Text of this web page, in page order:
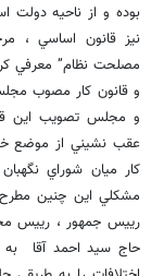
بوده و از ناحيه دولت
نيز قانون اساسي ،
و قانون كار مصوب
و مجلس تصويب اين
عقب نشيني از موضع
كار ميان شوراي
رييس جمهور ، رييس
حاج سيد احمد آقا